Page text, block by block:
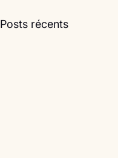
Posts récents